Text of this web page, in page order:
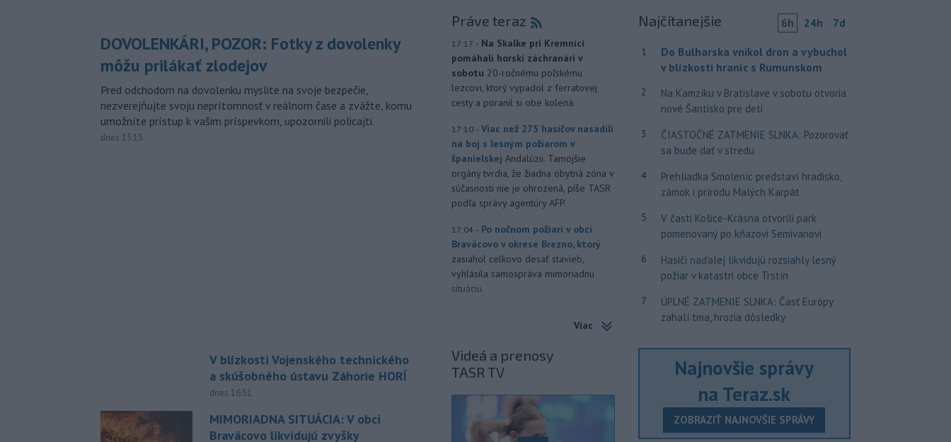
DOVOLENKÁRI, POZOR: Fotky z dovolenky
môžu prilákať zlodejov
Pred odchodom na dovolenku myslite na svoje bezpečie,
nezverejňujte svoju neprítomnosť v reálnom čase a zvážte, komu
umožníte prístup k vašim príspevkom, upozornili policajti.
dnes 15:15
V blízkosti Vojenského technického
a skúšobného ústavu Záhorie HORÍ
dnes 16:51
MIMORIADNA SITUÁCIA: V obci
Braväcovo likvidujú zvyšky
Práve teraz
17:17 - Na Skalke pri Kremnici
pomáhali horskí záchranári v
sobotu 20-ročnému poľskému
lezcovi, ktorý vypadol z ferratovej
cesty a poranil si obe kolená.
17:10 - Viac než 275 hasičov nasadili
na boj s lesným požiarom v
španielskej Andalúzii. Tamojšie
orgány tvrdia, že žiadna obytná zóna v
súčasnosti nie je ohrozená, píše TASR
podľa správy agentúry AFP.
17:04 - Po nočnom požiari v obci
Braväcovo v okrese Brezno, ktorý
zasiahol celkovo desať stavieb,
vyhlásila samospráva mimoriadnu
situáciu.
tvoria kolóny vozidiel v každom
Usmerňované sú bratislavskou
políciou.
V tesnej blízkosti
Vojenského technického a
skúšobného ústavu (VTSÚ) Záhorie
Viac
Videá a prenosy
TASR TV
Najčítanejšie 6h 24h 7d
1
Do Bulharska vnikol dron a vybuchol
v blízkosti hraníc s Rumunskom
2
Na Kamzíku v Bratislave v sobotu otvoria
nové Šantisko pre deti
3
ČIASTOČNÉ ZATMENIE SLNKA: Pozorovať
sa bude dať v stredu
4
Prehliadka Smoleníc predstaví hradisko,
zámok i prírodu Malých Karpát
5
V časti Košice-Krásna otvorili park
pomenovaný po kňazovi Semivanovi
6
Hasiči naďalej likvidujú rozsiahly lesný
požiar v katastri obce Trstín
7
ÚPLNÉ ZATMENIE SLNKA: Časť Európy
zahalí tma, hrozia dôsledky
Najnovšie správy
na Teraz.sk
ZOBRAZIŤ NAJNOVŠIE SPRÁVY